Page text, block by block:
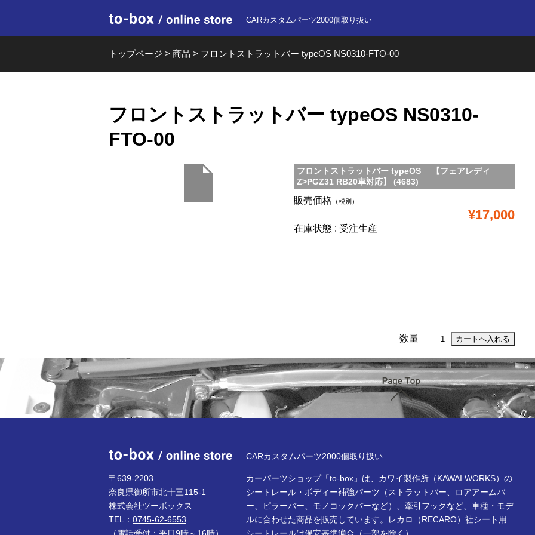
to-box online store
CARカスタムパーツ2000個取り扱い
トップページ > 商品 > フロントストラットバー typeOS NS0310-FTO-00
フロントストラットバー typeOS NS0310-
FTO-00
フロントストラットバー typeOS 【フェアレディ
Z>PGZ31 RB20車対応】 (4683)
販売価格 （税別）
¥17,000
在庫状態 : 受注生産
数量
ページTOP
to-box online store
CARカスタムパーツ2000個取り扱い
〒639-2203
奈良県御所市北十三115-1
株式会社ツーボックス
TEL： 0745-62-6553
カーパーツショップ「to-box」は、カワイ製作所（KAWAI WORKS）の
シートレール・ボディー補強パーツ（ストラットバー、ロアアームバ
ー、ピラーバー、モノコックバーなど）、牽引フックなど、車種・モデ
ルに合わせた商品を販売しています。レカロ（RECARO）社シート用